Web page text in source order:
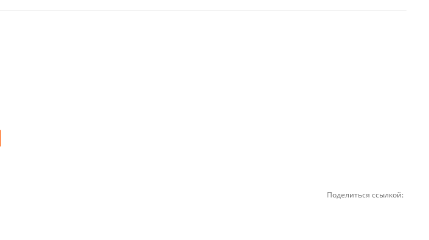
Поделиться ссылкой: